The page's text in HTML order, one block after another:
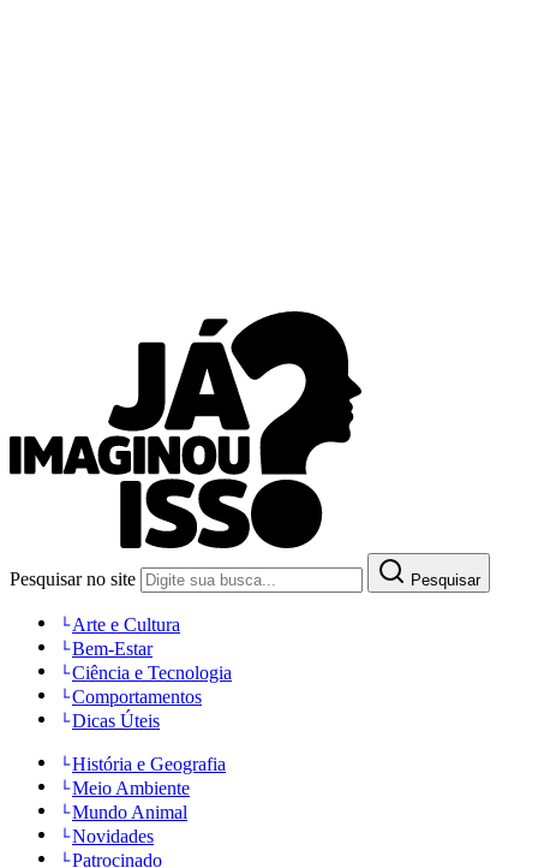
Pesquisar no site Pesquisar
Arte e Cultura
Bem-Estar
Ciência e Tecnologia
Comportamentos
Dicas Úteis
História e Geografia
Meio Ambiente
Mundo Animal
Novidades
Patrocinado